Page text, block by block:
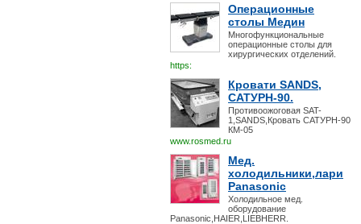
Операционные
столы Медин
Многофункциональные
операционные столы для
хирургических отделений.
https:
Кровати SANDS,
САТУРН-90.
Противоожоговая SAT-
1,SANDS,Кровать САТУРН-90
КМ-05
www.rosmed.ru
Мед.
холодильники,лари
Panasonic
Холодильное мед.
оборудование
Panasonic,HAIER,LIEBHERR.